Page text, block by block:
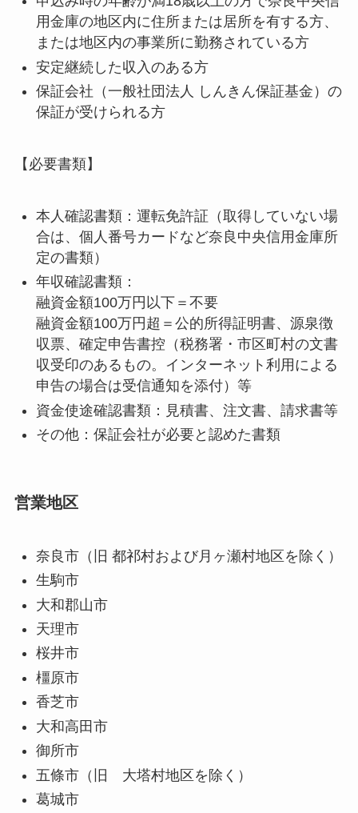
用金庫の地区内に住所または居所を有する方、
または地区内の事業所に勤務されている方
安定継続した収入のある方
保証会社（一般社団法人 しんきん保証基金）の
保証が受けられる方
【必要書類】
本人確認書類：運転免許証（取得していない場
合は、個人番号カードなど奈良中央信用金庫所
定の書類）
年収確認書類：
融資金額100万円以下＝不要
融資金額100万円超＝公的所得証明書、源泉徴
収票、確定申告書控（税務署・市区町村の文書
収受印のあるもの。インターネット利用による
申告の場合は受信通知を添付）等
資金使途確認書類：見積書、注文書、請求書等
その他：保証会社が必要と認めた書類
営業地区
奈良市（旧 都祁村および月ヶ瀬村地区を除く）
生駒市
大和郡山市
天理市
桜井市
橿原市
香芝市
大和高田市
御所市
五條市（旧 大塔村地区を除く）
葛城市